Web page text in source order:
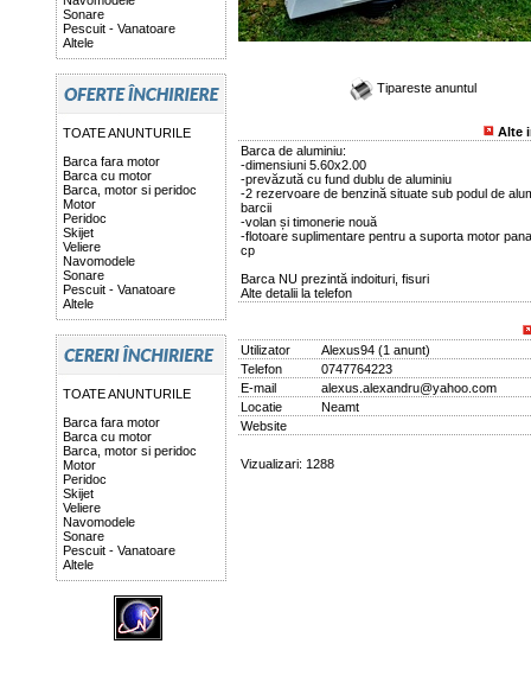
Sonare
Pescuit - Vanatoare
Altele
TOATE ANUNTURILE
Barca fara motor
Barca cu motor
Barca, motor si peridoc
Motor
Peridoc
Skijet
Veliere
Navomodele
Sonare
Pescuit - Vanatoare
Altele
TOATE ANUNTURILE
Barca fara motor
Barca cu motor
Barca, motor si peridoc
Motor
Peridoc
Skijet
Veliere
Navomodele
Sonare
Pescuit - Vanatoare
Altele
Tipareste anuntul
Alte
Barca de aluminiu:
-dimensiuni 5.60x2.00
-prevăzută cu fund dublu de aluminiu
-2 rezervoare de benzină situate sub podul de
barcii
-volan și timonerie nouă
-flotoare suplimentare pentru a suporta motor
cp
Barca NU prezintă indoituri, fisuri
Alte detalii la telefon
Utilizator Alexus94(1 anunt)
Telefon
0747764223
E-mail
alexus.alexandru@yahoo.com
Locatie
Neamt
Website
Vizualizari: 1288